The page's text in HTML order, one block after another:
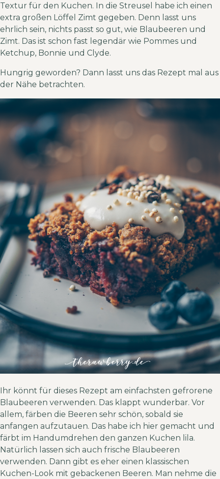
Textur für den Kuchen. In die Streusel habe ich einen
extra großen Löffel Zimt gegeben. Denn lasst uns
ehrlich sein, nichts passt so gut, wie Blaubeeren und
Zimt. Das ist schon fast legendär wie Pommes und
Ketchup, Bonnie und Clyde.
Hungrig geworden? Dann lasst uns das Rezept mal aus
der Nähe betrachten.
Ihr könnt für dieses Rezept am einfachsten gefrorene
Blaubeeren verwenden. Das klappt wunderbar. Vor
allem, färben die Beeren sehr schön, sobald sie
anfangen aufzutauen. Das habe ich hier gemacht und
färbt im Handumdrehen den ganzen Kuchen lila.
Natürlich lassen sich auch frische Blaubeeren
verwenden. Dann gibt es eher einen klassischen
Kuchen-Look mit gebackenen Beeren. Man nehme die